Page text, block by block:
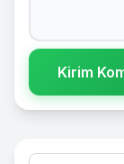
Kirim